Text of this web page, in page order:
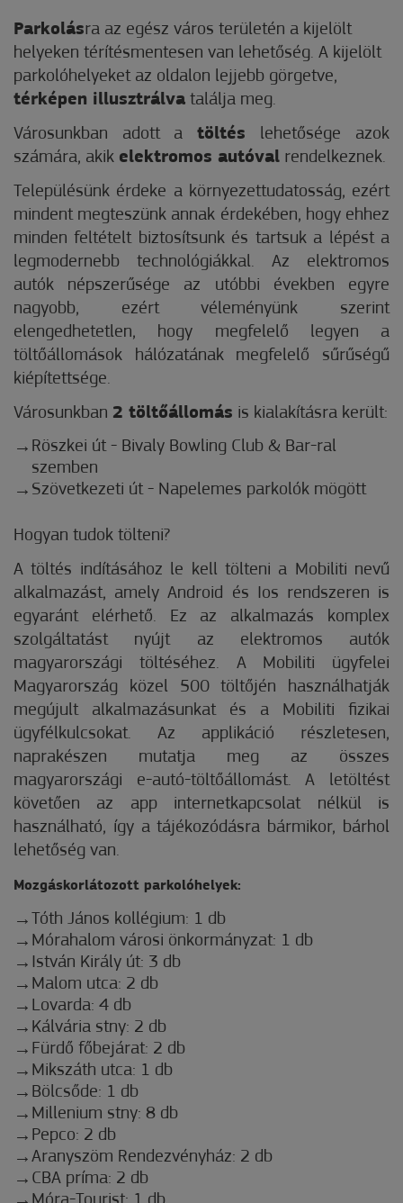
Parkolásra az egész város területén a kijelölt
helyeken térítésmentesen van lehetőség. A kijelölt
parkolóhelyeket az oldalon lejjebb görgetve,
térképen illusztrálva találja meg.
Városunkban adott a töltés lehetősége azok
számára, akik elektromos autóval rendelkeznek.
Településünk érdeke a környezettudatosság, ezért
mindent megteszünk annak érdekében, hogy ehhez
minden feltételt biztosítsunk és tartsuk a lépést a
legmodernebb technológiákkal. Az elektromos
autók népszerűsége az utóbbi években egyre
nagyobb, ezért véleményünk szerint
elengedhetetlen, hogy megfelelő legyen a
töltőállomások hálózatának megfelelő sűrűségű
kiépítettsége.
Városunkban 2 töltőállomás is kialakításra került:
Röszkei út - Bivaly Bowling Club & Bar-ral
szemben
Szövetkezeti út - Napelemes parkolók mögött
Hogyan tudok tölteni?
A töltés indításához le kell tölteni a Mobiliti nevű
alkalmazást, amely Android és Ios rendszeren is
egyaránt elérhető. Ez az alkalmazás komplex
szolgáltatást nyújt az elektromos autók
magyarországi töltéséhez. A Mobiliti ügyfelei
Magyarország közel 500 töltőjén használhatják
megújult alkalmazásunkat és a Mobiliti fizikai
ügyfélkulcsokat. Az applikáció részletesen,
naprakészen mutatja meg az összes
magyarországi e-autó-töltőállomást. A letöltést
követően az app internetkapcsolat nélkül is
használható, így a tájékozódásra bármikor, bárhol
lehetőség van.
Mozgáskorlátozott parkolóhelyek:
Tóth János kollégium: 1 db
Mórahalom városi önkormányzat: 1 db
István Király út: 3 db
Malom utca: 2 db
Lovarda: 4 db
Kálvária stny: 2 db
Fürdő főbejárat: 2 db
Mikszáth utca: 1 db
Bölcsőde: 1 db
Millenium stny: 8 db
Pepco: 2 db
Aranyszöm Rendezvényház: 2 db
CBA príma: 2 db